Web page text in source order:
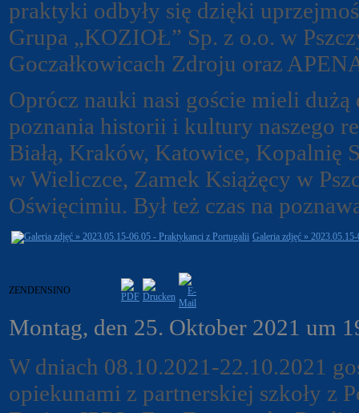
praktyki odbyły się dzięki
Grupa „KOZIOŁ” Sp. z o.o. w
Goczałkowicach Zdroju oraz
Oprócz nauki nasi goście mieli
poznania historii i kultury naszego
Białą, Kraków, Katowice, Kopalnię
w Wieliczce, Zamek Książęcy w
Oświęcimiu. Był też czas na
Galeria zdjęć »
ZENDENSINO
Montag, den 25. Oktober 2021 um
W dniach 08.10.2021-22.10.2021
opiekunami z partnerskiej szkoły z